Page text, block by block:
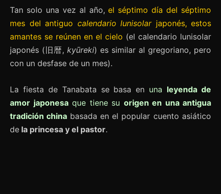
Tan solo una vez al año,el séptimo día del séptimo
mes del antiguo calendario lunisolarjaponés, estos
amantes se reúnen en el cielo (el calendario lunisolar
japonés (旧暦, kyūreki) es similar al gregoriano, pero
con un desfase de un mes).
La fiesta de Tanabata se basa en una leyenda de
amor japonesaque tiene su origen en una antigua
tradición china basada en el popular cuento asiático
de la princesa y el pastor.